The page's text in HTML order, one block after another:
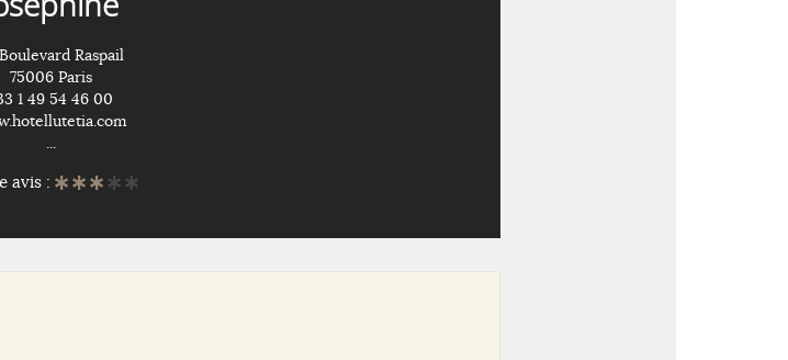
Raspail
75006 Paris
1 49 54 46 00
...
avis :